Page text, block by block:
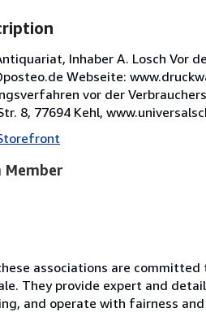
Inhaber A. Losch Vor
Webseite:
vor der
8, 77694 Kehl,
Member
associations are
They provide expert and
and operate with fairness